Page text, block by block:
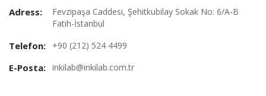
Adress:
Fevzipaşa Caddesi, Şehitkubilay Sokak No: 6/A-B
Fatih-İstanbul
Telefon: +90 (212) 524 4499
E-Posta: inkilab@inkilab.com.tr